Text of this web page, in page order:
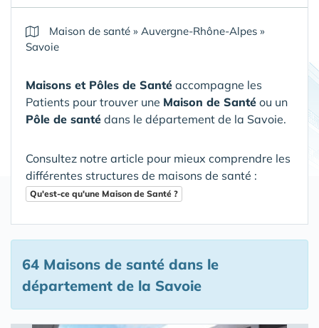
Maison de santé » Auvergne-Rhône-Alpes »
Savoie
Maisons et Pôles de Santé accompagne les
Patients pour trouver une Maison de Santé ou un
Pôle de santé dans le département de la Savoie.
Consultez notre article pour mieux comprendre les
différentes structures de maisons de santé :
Qu'est-ce qu'une Maison de Santé ?
64 Maisons de santé dans le
département de la Savoie